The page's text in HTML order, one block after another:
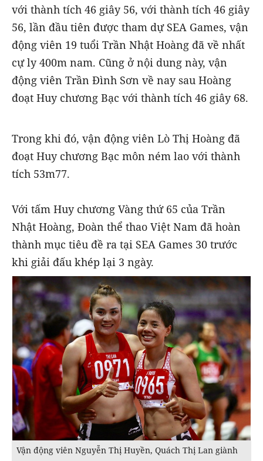
với thành tích 46 giây 56, với thành tích 46 giây
56, lần đầu tiên được tham dự SEA Games, vận
động viên 19 tuổi Trần Nhật Hoàng đã về nhất
cự ly 400m nam. Cũng ở nội dung này, vận
động viên Trần Đình Sơn về nay sau Hoàng
đoạt Huy chương Bạc với thành tích 46 giây 68.
Trong khi đó, vận động viên Lò Thị Hoàng đã
đoạt Huy chương Bạc môn ném lao với thành
tích 53m77.
Với tấm Huy chương Vàng thứ 65 của Trần
Nhật Hoàng, Đoàn thể thao Việt Nam đã hoàn
thành mục tiêu đề ra tại SEA Games 30 trước
khi giải đấu khép lại 3 ngày.
Vận động viên Nguyễn Thị Huyền, Quách Thị Lan giành